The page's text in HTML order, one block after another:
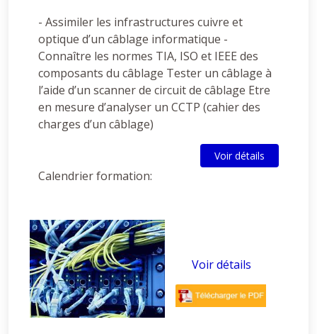
- Assimiler les infrastructures cuivre et
optique d’un câblage informatique -
Connaître les normes TIA, ISO et IEEE des
composants du câblage Tester un câblage à
l’aide d’un scanner de circuit de câblage Etre
en mesure d’analyser un CCTP (cahier des
charges d’un câblage)
Voir détails
Calendrier formation:
Voir détails